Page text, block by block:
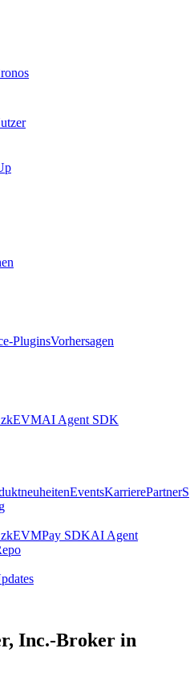
PluginsVorhersagen
zkEVMAI Agent SDK
EventsKarrierePartnerS
zkEVMPay SDKAI Agent
Inc.-Broker in